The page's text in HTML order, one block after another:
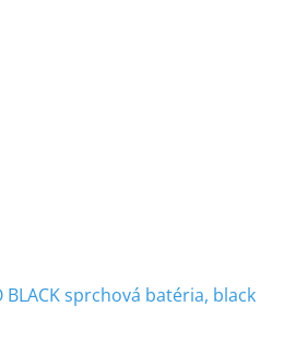
BLACK sprchová batéria, black